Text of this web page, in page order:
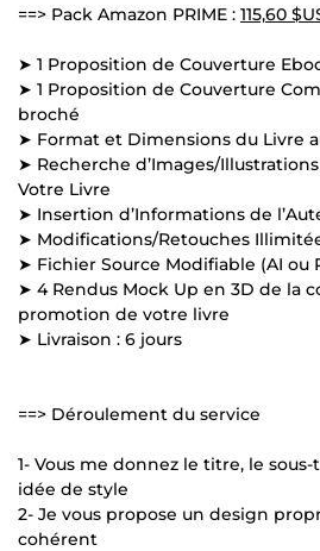
==> Pack Amazon PRIME : 115,60
➤ 1 Proposition de Couverture
➤ 1 Proposition de Couverture
broché
➤ Format et Dimensions du Livre
➤ Recherche d’Images/
Votre Livre
➤ Insertion d’Informations de
➤ Modifications/Retouches
➤ Fichier Source Modifiable (AI ou
➤ 4 Rendus Mock Up en 3D de la
promotion de votre livre
➤ Livraison : 6 jours
==> Déroulement du service
1- Vous me donnez le titre, le
idée de style
2- Je vous propose un design
cohérent